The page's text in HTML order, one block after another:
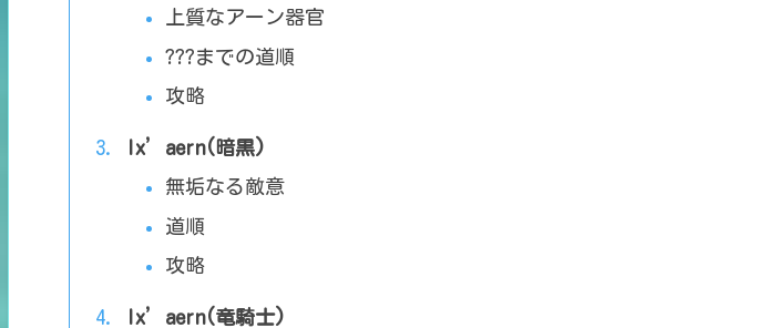
上質なアーン器官
???までの道順
攻略
Ix’aern(暗黒)
無垢なる敵意
道順
攻略
Ix’aern(竜騎士)